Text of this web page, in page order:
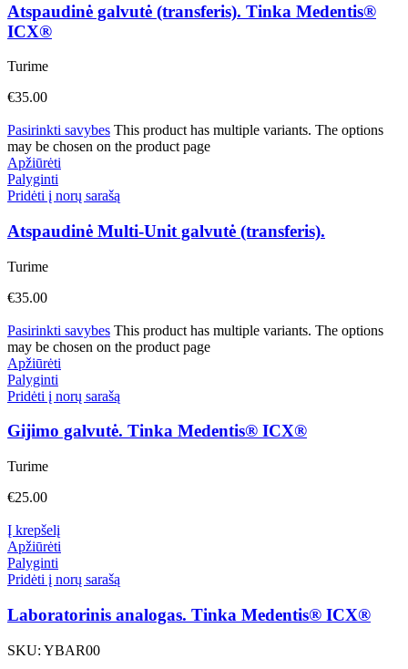
Atspaudinė galvutė (transferis). Tinka Medentis®
ICX®
Turime
€35.00
Pasirinkti savybes This product has multiple variants. The options
may be chosen on the product page
Apžiūrėti
Palyginti
Pridėti į norų sarašą
Atspaudinė Multi-Unit galvutė (transferis).
Turime
€35.00
Pasirinkti savybes This product has multiple variants. The options
may be chosen on the product page
Apžiūrėti
Palyginti
Pridėti į norų sarašą
Gijimo galvutė. Tinka Medentis® ICX®
Turime
€25.00
Į krepšelį
Apžiūrėti
Palyginti
Pridėti į norų sarašą
Laboratorinis analogas. Tinka Medentis® ICX®
SKU: YBAR00